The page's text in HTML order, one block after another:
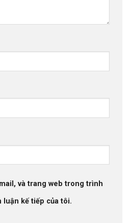
và trang web trong trình
luận kế tiếp của tôi.